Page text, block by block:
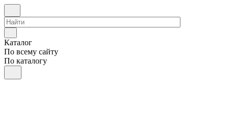
Каталог
По всему сайту
По каталогу